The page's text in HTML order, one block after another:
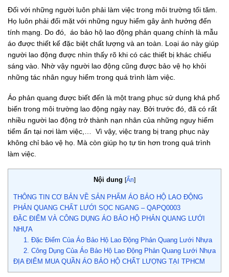
Đối với những người luôn phải làm việc trong môi trường tối tăm.
Họ luôn phải đối mặt với những nguy hiểm gây ảnh hưởng đến
tính mạng. Do đó, áo bảo hộ lao động phản quang chính là mẫu
áo được thiết kế đặc biệt chất lượng và an toàn. Loại áo này giúp
người lao động được nhìn thấy rõ khi có các thiết bị khác chiếu
sáng vào. Nhờ vậy người lao động cũng được bảo vệ họ khỏi
những tác nhân nguy hiểm trong quá trình làm việc.
Áo phản quang được biết đến là một trang phục sử dụng khá phổ
biến trong môi trường lao động ngày nay. Bởi trước đó, đã có rất
nhiều người lao động trở thành nạn nhân của những nguy hiểm
tiểm ẩn tại nơi làm việc,… Vì vậy, việc trang bị trang phục này
không chỉ bảo vệ họ. Mà còn giúp họ tự tin hơn trong quá trình
làm việc.
Nội dung [Ẩn]
THÔNG TIN CƠ BẢN VỀ SẢN PHẨM ÁO BẢO HỘ LAO ĐỘNG
PHẢN QUANG CHẤT LƯỚI SỌC NGANG – QAPQ0003
ĐẶC ĐIỂM VÀ CÔNG DỤNG ÁO BẢO HỘ PHẢN QUANG LƯỚI
NHỰA
1. Đặc Điểm Của Áo Bảo Hộ Lao Động Phản Quang Lưới Nhựa
2. Công Dụng Của Áo Bảo Hộ Lao Động Phản Quang Lưới Nhựa
ĐỊA ĐIỂM MUA QUẦN ÁO BẢO HỘ CHẤT LƯỢNG TẠI TPHCM